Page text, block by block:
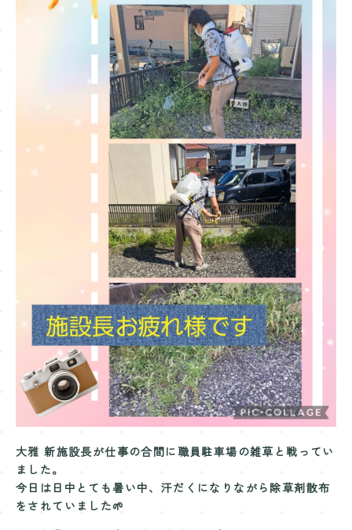
Contact
お問い合わせ
大雅 新施設長が仕事の合間に職員駐車場の雑草と戦ってい
ました。
今日は日中とても暑い中、汗だくになりながら除草剤散布
をされていました‪🌱‬